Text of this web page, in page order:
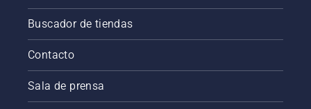
Buscador de tiendas
Contacto
Sala de prensa